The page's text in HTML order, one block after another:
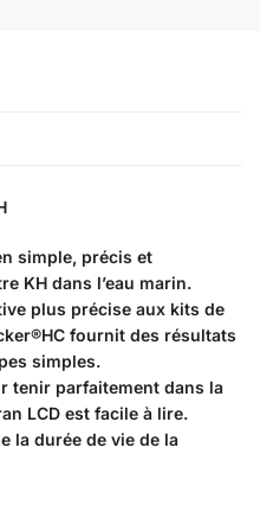
simple, précis et
KH dans l’eau marin.
plus précise aux kits de
fournit des résultats
simples.
tenir parfaitement dans la
LCD est facile à lire.
la durée de vie de la